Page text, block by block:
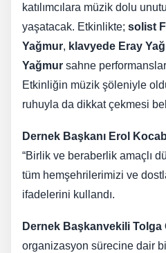
katılımcılara müzik dolu
yaşatacak. Etkinlikte; solist
Yağmur, klavyede Eray
Yağmur sahne
Etkinliğin müzik şöleniyle
ruhuyla da dikkat çekmesi
Dernek Başkanı Erol
“Birlik ve beraberlik amaçlı
tüm hemşehrilerimizi ve
ifadelerini kullandı.
Dernek Başkanvekili Tolga
organizasyon sürecine dair